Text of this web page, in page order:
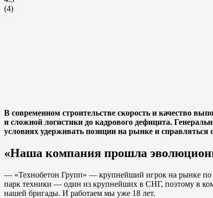
(4)
В современном строительстве скорость и качество
и сложной логистики до кадрового дефицита.
условиях удерживать позиции на рынке и справляться
«Наша компания прошла
— «Технобетон Групп» — крупнейший игрок на рынке по
парк техники — один из крупнейших в СНГ, поэтому в
нашей бригады. И работаем мы уже 18 лет.